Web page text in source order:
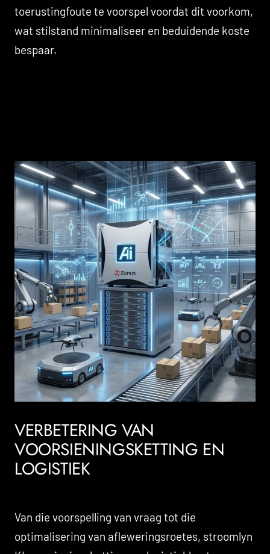
toerustingfoute te voorspel voordat dit voorkom,
wat stilstand minimaliseer en beduidende koste
bespaar.
VERBETERING VAN
VOORSIENINGSKETTING EN
LOGISTIEK
Van die voorspelling van vraag tot die
optimalisering van afleweringsroetes, stroomlyn